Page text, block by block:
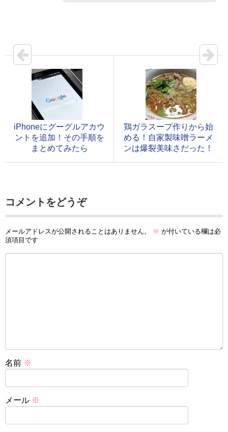
iPhoneにグーグルアカウ
ントを追加！その手順を
まとめてみたら
鶏ガラスープ作りから始
める！自家製味噌ラーメ
ンは爆裂美味さだった！
コメントをどうぞ
メールアドレスが公開されることはありません。 ※ が付いている欄は必
須項目です
名前 ※
メール ※